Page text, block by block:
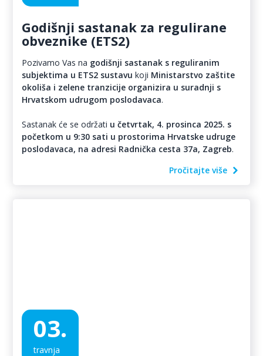
Godišnji sastanak za regulirane
obveznike (ETS2)
Pozivamo Vas na godišnji sastanak s reguliranim
subjektima u ETS2 sustavu koji Ministarstvo zaštite
okoliša i zelene tranzicije organizira u suradnji s
Hrvatskom udrugom poslodavaca.
Sastanak će se održati u četvrtak, 4. prosinca 2025. s
početkom u 9:30 sati u prostorima Hrvatske udruge
poslodavaca, na adresi Radnička cesta 37a, Zagreb.
Pročitajte više
03.
travnja